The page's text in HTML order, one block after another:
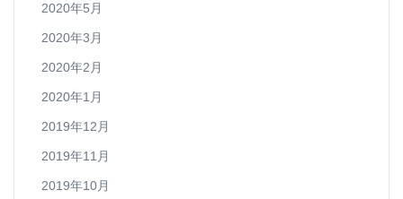
2020年5月
2020年3月
2020年2月
2020年1月
2019年12月
2019年11月
2019年10月